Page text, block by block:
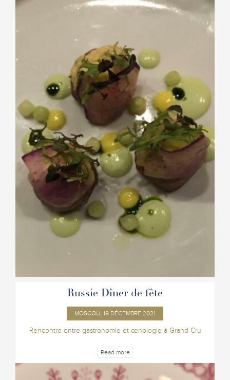
Russie Dîner de fête
MOSCOU, 19 DÉCEMBRE 2021
Rencontre entre gastronomie et œnologie à Grand Cru
Read more